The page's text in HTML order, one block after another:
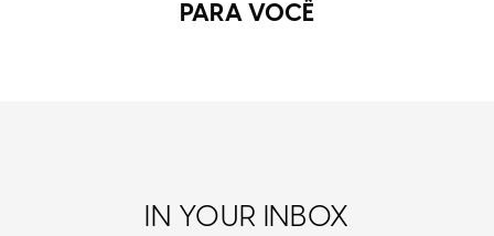
PARA VOCÊ
IN YOUR INBOX